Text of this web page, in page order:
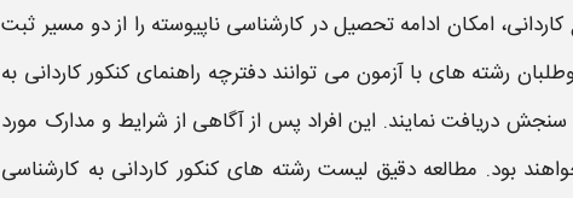
کاردانی، امکان ادامه تحصیل در کارشناسی ناپیوسته را از دو مسیر ثبت
رشته‌ های با آزمون می‌ توانند دفترچه راهنمای کنکور کاردانی به
سنجش دریافت نمایند. این افراد پس از آگاهی از شرایط و مدارک مورد
بود. مطالعه دقیق لیست رشته های کنکور کاردانی به کارشناسی